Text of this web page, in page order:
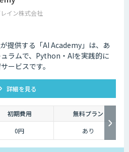
イン株式会社
提供する「AI Academy」は、あ
ラムで、Python・AIを実践的に
ービスです。
詳細を見る
初期費用
無料プラン
0円 あり